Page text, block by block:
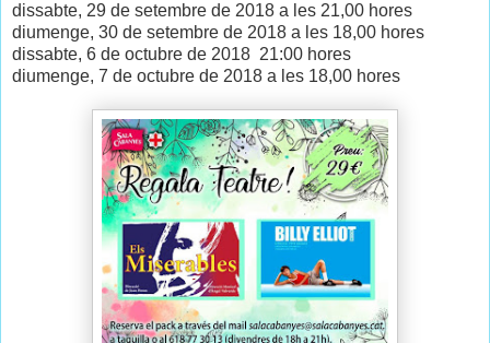
dissabte, 29 de setembre de 2018 a les 21,00 hores
diumenge, 30 de setembre de 2018 a les 18,00 hores
dissabte, 6 de octubre de 2018 21:00 hores
diumenge, 7 de octubre de 2018 a les 18,00 hores